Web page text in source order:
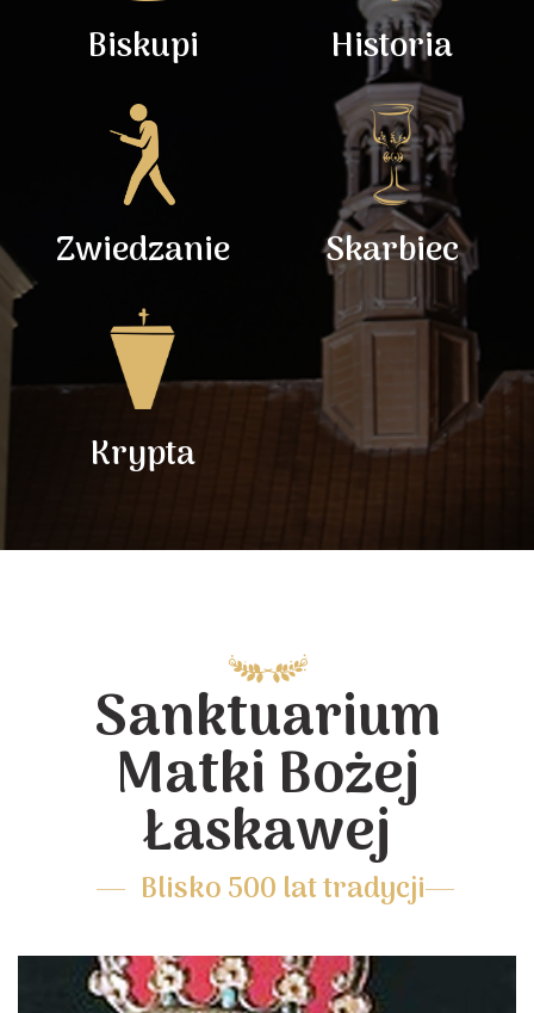
Biskupi Historia
Zwiedzanie Skarbiec
Krypta
Sanktuarium
Matki Bożej
Łaskawej
Blisko 500 lat tradycji